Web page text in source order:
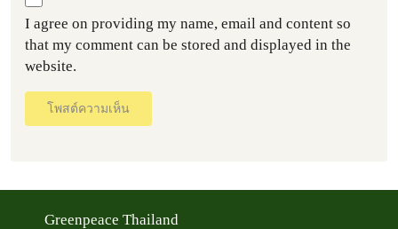
I agree on providing my name, email and content so
that my comment can be stored and displayed in the
website.
โพสต์ความเห็น
Greenpeace Thailand